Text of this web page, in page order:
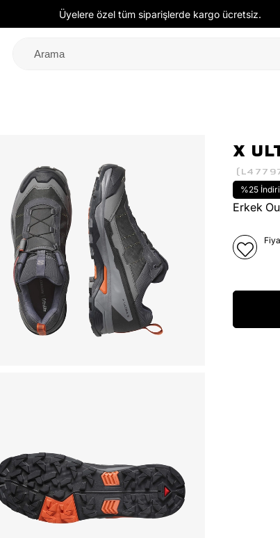
Üyelere özel tüm siparişlerde kargo ücretsiz.
X
%25
Erkek